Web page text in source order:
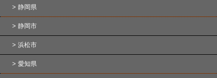
静岡県
静岡市
浜松市
愛知県